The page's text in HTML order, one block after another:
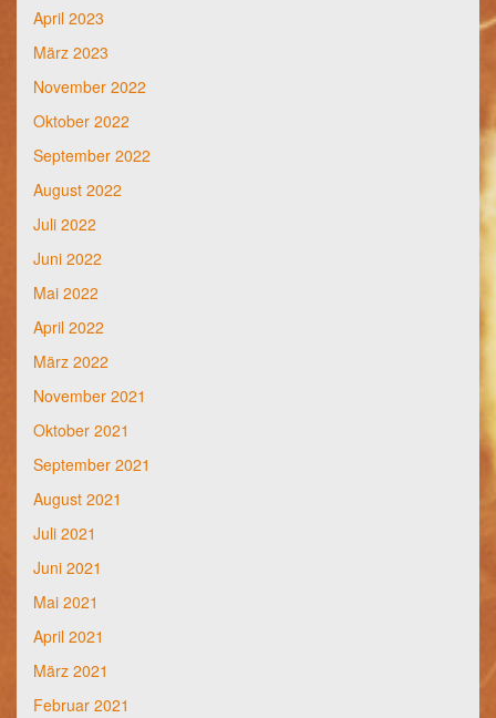
April 2023
März 2023
November 2022
Oktober 2022
September 2022
August 2022
Juli 2022
Juni 2022
Mai 2022
April 2022
März 2022
November 2021
Oktober 2021
September 2021
August 2021
Juli 2021
Juni 2021
Mai 2021
April 2021
März 2021
Februar 2021